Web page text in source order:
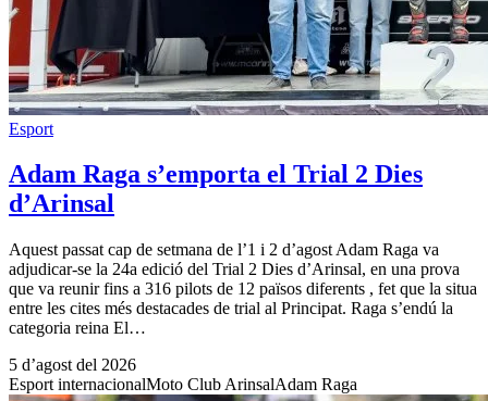
Esport
Adam Raga s’emporta el Trial 2 Dies
d’Arinsal
Aquest passat cap de setmana de l’1 i 2 d’agost Adam Raga va
adjudicar-se la 24a edició del Trial 2 Dies d’Arinsal, en una prova
que va reunir fins a 316 pilots de 12 països diferents , fet que la situa
entre les cites més destacades de trial al Principat. Raga s’endú la
categoria reina El…
5 d’agost del 2026
Esport internacionalMoto Club ArinsalAdam Raga